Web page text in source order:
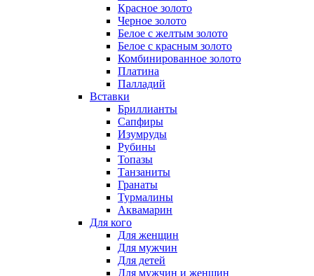
Красное золото
Черное золото
Белое с желтым золото
Белое с красным золото
Комбинированное золото
Платина
Палладий
Вставки
Бриллианты
Сапфиры
Изумруды
Рубины
Топазы
Танзаниты
Гранаты
Турмалины
Аквамарин
Для кого
Для женщин
Для мужчин
Для детей
Для мужчин и женщин